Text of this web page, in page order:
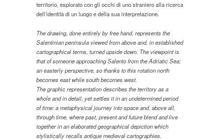
territorio, esplorato con gli occhi di uno straniero alla ricerca
dellʼidentità di un luogo e della sua interpretazione.
The drawing, done entirely by free hand, represents the
Salentinian peninsula viewed from above and, in established
cartographical terms, turned upside down. The viewpoint is
that of someone approaching Salento from the Adriatic Sea;
an easterly perspective, so thanks to this rotation north
becomes east while south becomes west.
The graphic representation describes the territory as a
whole and in detail, yet settles it in an undetermined period
of time: a metaphysical journey into space and, above all,
through time, where past, present and future blend and live
together in an elaborated geographical depiction which
stylistically recalls antique medieval cartographies.